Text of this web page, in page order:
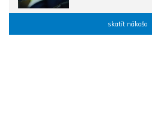
skatīt nākošo